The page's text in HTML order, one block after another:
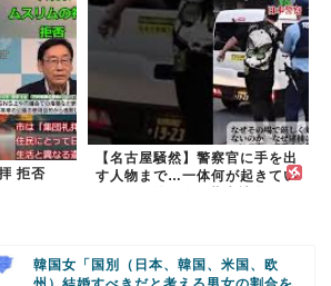
拒否
【名古屋騒然】警察官に手を出
す人物まで…一体何が起きてい
韓国女「国別（日本、韓国、米国、欧